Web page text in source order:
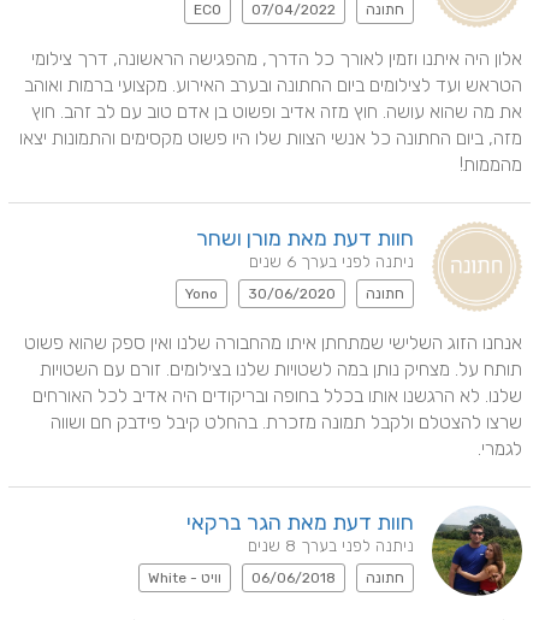
חתונה 07/04/2022
ECO
מהממות!
חוות דעת מאת מורן ושחר
ניתנה לפני בערך 6 שנים
חתונה 30/06/2020
Yono
לגמרי.
חוות דעת מאת הגר ברקאי
ניתנה לפני בערך 8 שנים
חתונה 06/06/2018 וויט - White